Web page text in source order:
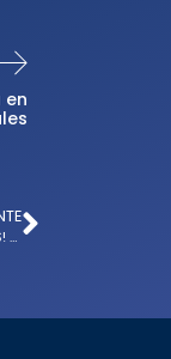
¡ClASIFICADAS! MILLONARIOS 4-0 ONCE CALDAS